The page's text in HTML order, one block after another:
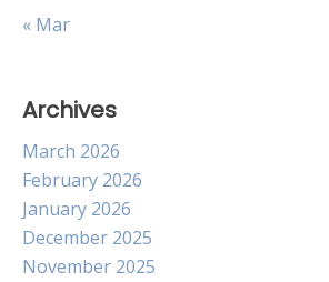
« Mar
Archives
March 2026
February 2026
January 2026
December 2025
November 2025